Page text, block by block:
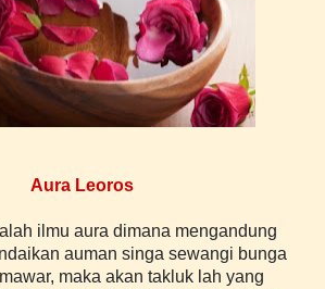
Aura Leoros
ilmu aura dimana mengandung
auman singa sewangi bunga
maka akan takluk lah yang